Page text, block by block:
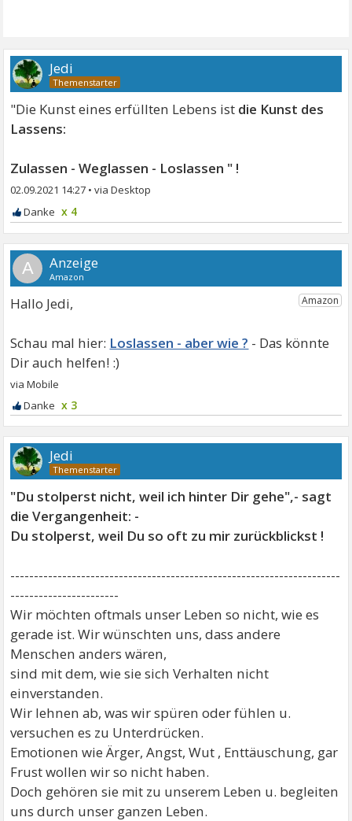
Jedi
"Die Kunst eines erfüllten Lebens ist die Kunst des
Lassens:
Zulassen - Weglassen - Loslassen " !
02.09.2021 14:27 •
x 4
A
Hallo Jedi,
Loslassen - aber wie ?
x 3
Jedi
"Du stolperst nicht, weil ich hinter Dir gehe",- sagt
die Vergangenheit: -
Du stolperst, weil Du so oft zu mir zurückblickst !
----------------------------------------------------------------------
-----------------------
Wir möchten oftmals unser Leben so nicht, wie es
gerade ist. Wir wünschten uns, dass andere
Menschen anders wären,
sind mit dem, wie sie sich Verhalten nicht
einverstanden.
Wir lehnen ab, was wir spüren oder fühlen u.
versuchen es zu Unterdrücken.
Emotionen wie Ärger, Angst, Wut , Enttäuschung, gar
Frust wollen wir so nicht haben.
Doch gehören sie mit zu unserem Leben u. begleiten
uns durch unser ganzen Leben.